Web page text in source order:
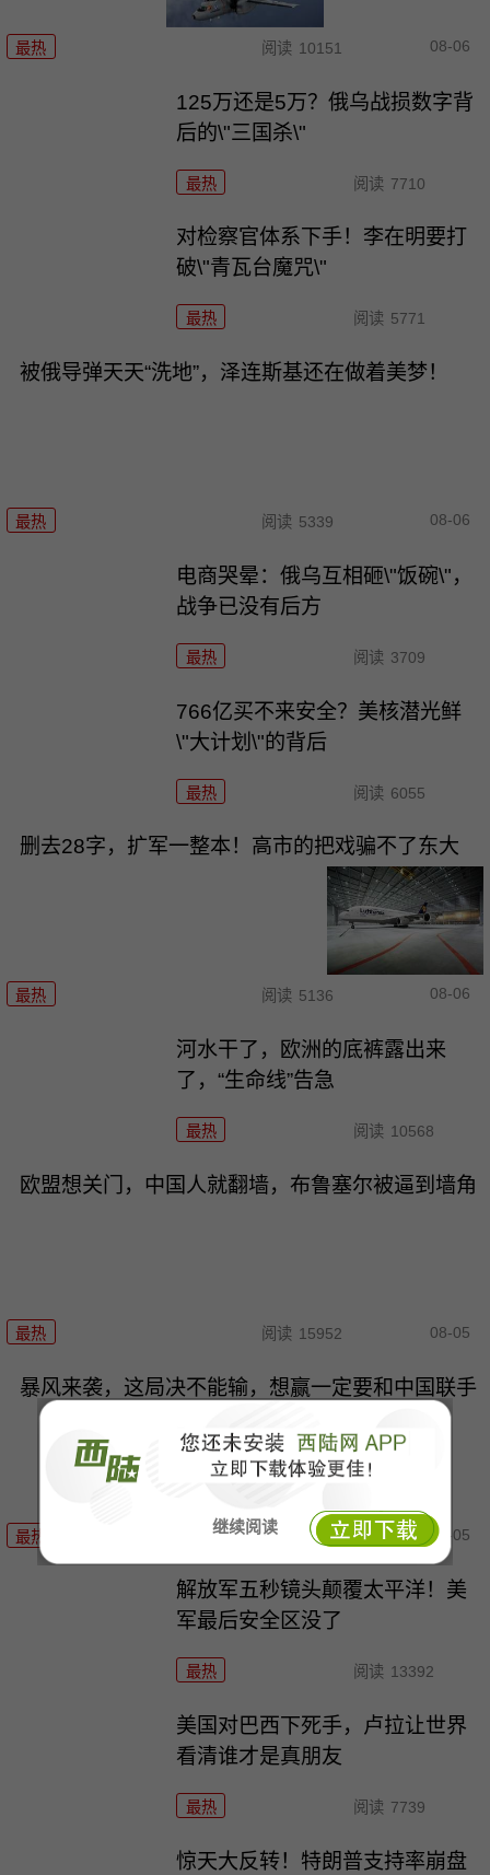
继续阅读
最热 阅读 10151 08-06
125万还是5万？俄乌战损数字背
后的\"三国杀\"
最热 阅读 7710
对检察官体系下手！李在明要打
破\"青瓦台魔咒\"
最热 阅读 5771
被俄导弹天天“洗地”，泽连斯基还在做着美梦！
最热 阅读 5339 08-06
电商哭晕：俄乌互相砸\"饭碗\"，
战争已没有后方
最热 阅读 3709
766亿买不来安全？美核潜光鲜
\"大计划\"的背后
最热 阅读 6055
删去28字，扩军一整本！高市的把戏骗不了东大
最热 阅读 5136 08-06
河水干了，欧洲的底裤露出来
了，“生命线”告急
最热 阅读 10568
欧盟想关门，中国人就翻墙，布鲁塞尔被逼到墙角
最热 阅读 15952 08-05
暴风来袭，这局决不能输，想赢一定要和中国联手
最热 阅读 14496 08-05
解放军五秒镜头颠覆太平洋！美
军最后安全区没了
最热 阅读 13392
美国对巴西下死手，卢拉让世界
看清谁才是真朋友
最热 阅读 7739
惊天大反转！特朗普支持率崩盘